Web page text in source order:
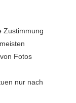
Zustimmung
Fotos
nur nach